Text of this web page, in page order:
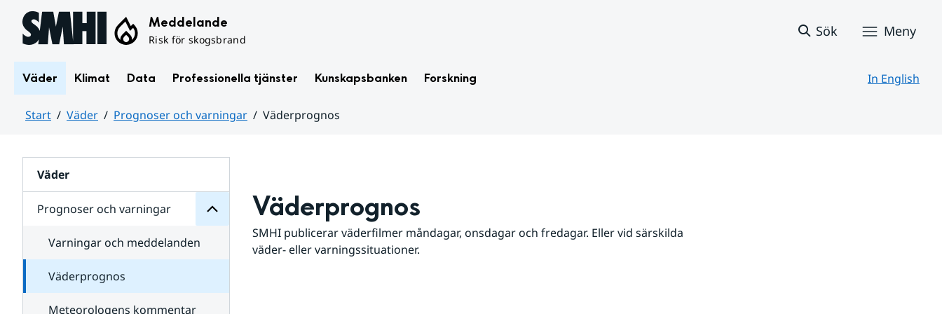
Hoppa till sidans innehåll Meddelande
Risk för skogsbrand
Sök Meny
Väder Klimat Data Professionella tjänster Kunskapsbanken Forskning In English
Start Väder Prognoser och varningar
Väderprognos
Väder
Prognoser och varningar
för
varningar
Varningar och meddelanden
Väderprognos
Meteorologens kommentar
Väderprognos
SMHI publicerar väderfilmer måndagar, onsdagar och fredagar. Eller vid särskilda
väder- eller varningssituationer.